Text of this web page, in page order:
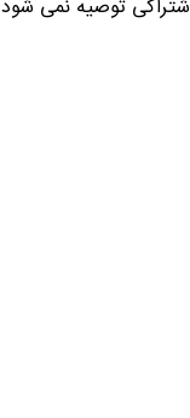
اشتراکی توصیه نمی شود